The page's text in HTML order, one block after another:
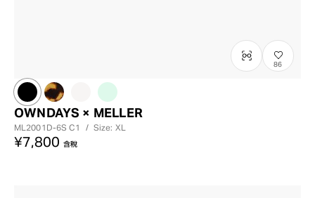
86
OWNDAYS × MELLER
ML2001D-6SC1 / Size: XL
¥7,800 含稅